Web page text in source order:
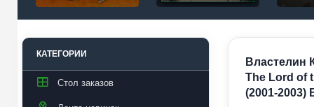
КАТЕГОРИИ
Стол заказов
Властелин
The Lord of
(2001-2003)